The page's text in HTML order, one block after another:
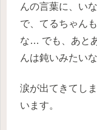
んの言葉に、い
で、てるちゃん
な… でも、あと
んは鈍いみたい
涙が出てきてし
います。